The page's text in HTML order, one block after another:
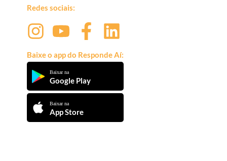
Redes sociais:
Baixe o app do Responde Aí:
Baixar na
Google Play
Baixar na
App Store